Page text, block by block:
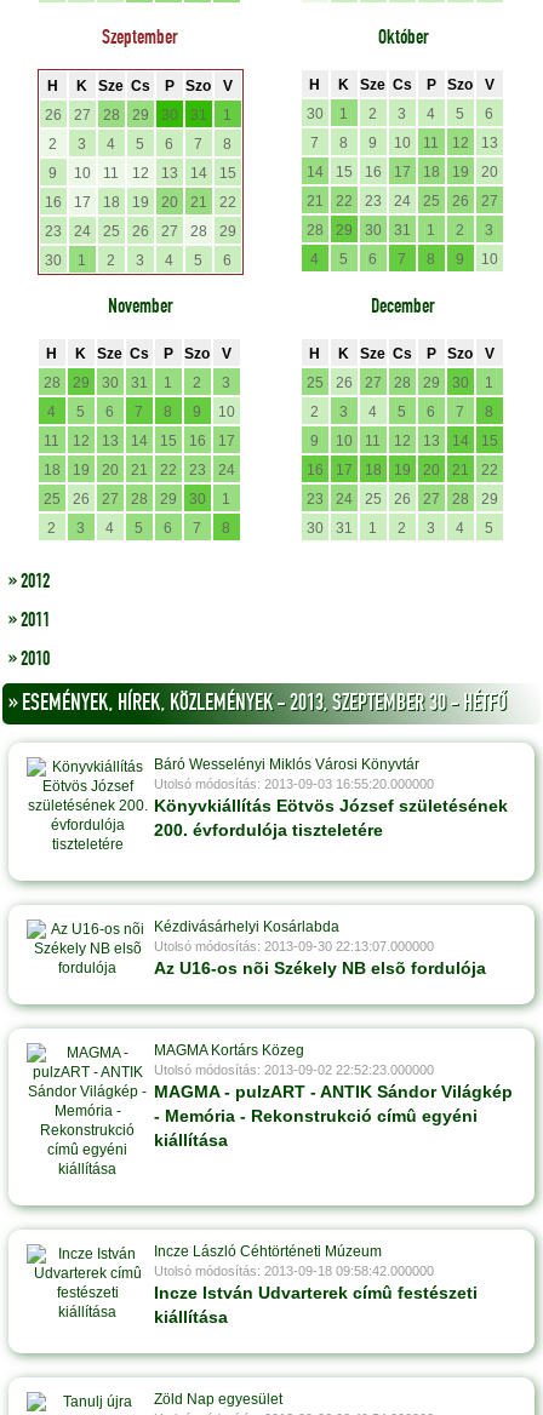
Szeptember
H K Sze Cs P Szo
V
26
27 28 29 30 31
1
2
3 4 5 6 7
8
9
10 11 12 13 14
15
16
17 18 19 20 21
22
23
24 25 26 27 28
29
30
1 2 3 4 5 6
Október
H K Sze Cs P Szo
V
30
1 2 3 4 5
6
7
8 9 10 11 12
13
14
15 16 17 18 19
20
21
22 23 24 25 26
27
28
29 30 31 1 2
3
4
5 6 7 8 9 10
November
H K Sze Cs P Szo
V
28
29 30 31 1 2
3
4
5 6 7 8 9
10
11
12 13 14 15 16
17
18
19 20 21 22 23
24
25
26 27 28 29 30
1
2
3 4 5 6 7 8
December
H K Sze Cs P Szo
V
25
26 27 28 29 30
1
2
3 4 5 6 7
8
9
10 11 12 13 14
15
16
17 18 19 20 21
22
23
24 25 26 27 28
29
30
31 1 2 3 4 5
» 2012
» 2011
» 2010
» ESEMÉNYEK, HÍREK, KÖZLEMÉNYEK - 2013, SZEPTEMBER 30 - HÉTFŐ
Báró Wesselényi Miklós Városi Könyvtár
Utolsó módosítás: 2013-09-03 16:55:20.000000
Könyvkiállítás Eötvös József születésének
200. évfordulója tiszteletére
Kézdivásárhelyi Kosárlabda
Utolsó módosítás: 2013-09-30 22:13:07.000000
Az U16-os nõi Székely NB elsõ fordulója
MAGMA Kortárs Közeg
Utolsó módosítás: 2013-09-02 22:52:23.000000
MAGMA - pulzART - ANTIK Sándor Világkép
- Memória - Rekonstrukció címû egyéni
kiállítása
Incze László Céhtörténeti Múzeum
Utolsó módosítás: 2013-09-18 09:58:42.000000
Incze István Udvarterek címû festészeti
kiállítása
Zöld Nap egyesület